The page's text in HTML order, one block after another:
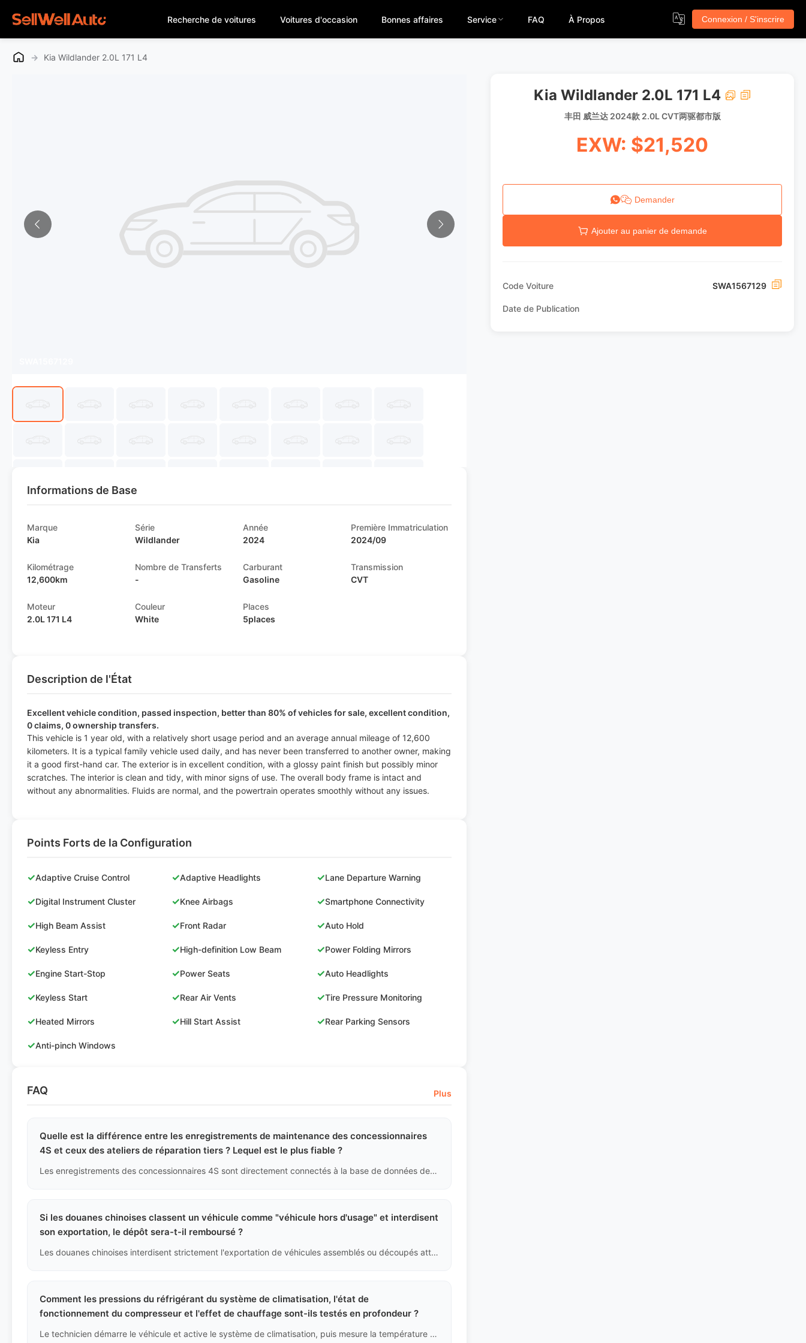
Recherche de voitures Voitures d'occasion Bonnes affaires Service FAQ À Propos Connexion / S'inscrire
→ Kia Wildlander 2.0L 171 L4
Informations de Base
Marque
Kia
Série
Wildlander
Année
2024
Première Immatriculation
2024/09
Kilométrage
12,600km
Nombre de Transferts
-
Carburant
Gasoline
Transmission
CVT
Moteur
2.0L 171 L4
Couleur
White
Places
5places
Description de l'État
Excellent vehicle condition, passed inspection, better than 80% of vehicles for sale, excellent condition,
0 claims, 0 ownership transfers.
This vehicle is 1 year old, with a relatively short usage period and an average annual mileage of 12,600
kilometers. It is a typical family vehicle used daily, and has never been transferred to another owner, making
it a good first-hand car. The exterior is in excellent condition, with a glossy paint finish but possibly minor
scratches. The interior is clean and tidy, with minor signs of use. The overall body frame is intact and
without any abnormalities. Fluids are normal, and the powertrain operates smoothly without any issues.
Points Forts de la Configuration
✓Adaptive Cruise Control ✓Adaptive Headlights ✓Lane Departure Warning
✓Digital Instrument Cluster ✓Knee Airbags ✓Smartphone Connectivity
✓High Beam Assist ✓Front Radar ✓Auto Hold
✓Keyless Entry ✓High-definition Low Beam ✓Power Folding Mirrors
✓Engine Start-Stop ✓Power Seats ✓Auto Headlights
✓Keyless Start ✓Rear Air Vents ✓Tire Pressure Monitoring
✓Heated Mirrors ✓Hill Start Assist ✓Rear Parking Sensors
✓Anti-pinch Windows
FAQ Plus
Quelle est la différence entre les enregistrements de maintenance des concessionnaires
4S et ceux des ateliers de réparation tiers ? Lequel est le plus fiable ?
Les enregistrements des concessionnaires 4S sont directement connectés à la base de données des fabricants, rendant les données difficiles à falsifier, ce qui en fait la source la plus fiable, avec la garantie des pièces d'origine ; les ateliers de réparation tiers ne sont généralement pas connectés, rendant les données impossibles à vérifier. Par conséquent, nous considérons uniquement les enregistrements en ligne des concessionnaires 4S comme des archives historiques valides.
Si les douanes chinoises classent un véhicule comme "véhicule hors d'usage" et interdisent
son exportation, le dépôt sera-t-il remboursé ?
Les douanes chinoises interdisent strictement l'exportation de véhicules assemblés ou découpés atteignant les normes de mise au rebut. Étant donné que notre contrôle qualité est très strict, une telle situation est très peu probable. Cependant, si un véhicule est retenu par les douanes en raison d'une mauvaise interprétation des politiques, nous rembourserons intégralement votre dépôt sans intérêt, sans que vous n'ayez à supporter de risque politique.
Comment les pressions du réfrigérant du système de climatisation, l'état de
fonctionnement du compresseur et l'effet de chauffage sont-ils testés en profondeur ?
Le technicien démarre le véhicule et active le système de climatisation, puis mesure la température de l'air à la sortie avec un thermomètre aux réglages minimum et maximum ; il connecte également un manomètre pour vérifier si la pression du réfrigérant dans les circuits haute et basse pression est dans la plage normale, afin de déterminer s'il y a une fuite chronique de fréon.
Kia Wildlander 2.0L 171 L4
丰田 威兰达 2024款 2.0L CVT两驱都市版
EXW: $21,520
Demander
Ajouter au panier de demande
Code Voiture SWA1567129
Date de Publication